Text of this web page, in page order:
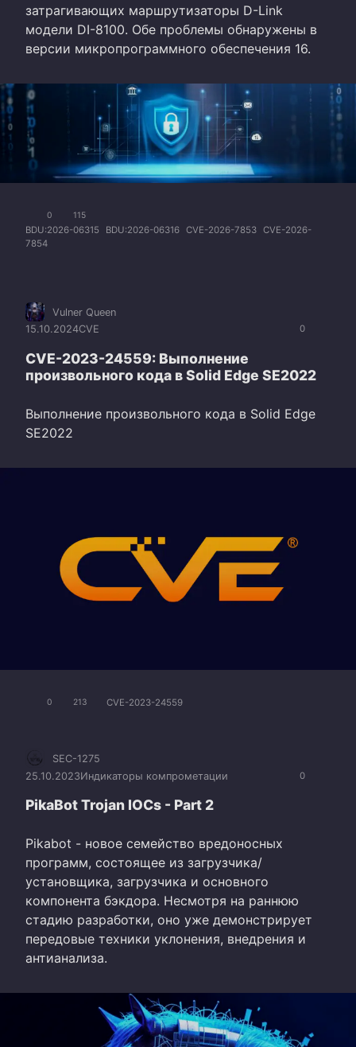
затрагивающих маршрутизаторы D-Link
модели DI-8100. Обе проблемы обнаружены в
версии микропрограммного обеспечения 16.
0 115
BDU:2026-06315 BDU:2026-06316 CVE-2026-7853 CVE-2026-
7854
0
Vulner Queen
15.10.2024CVE
CVE-2023-24559: Выполнение
произвольного кода в Solid Edge SE2022
Выполнение произвольного кода в Solid Edge
SE2022
0 213 CVE-2023-24559
0
SEC-1275
25.10.2023Индикаторы компрометации
PikaBot Trojan IOCs - Part 2
Pikabot - новое семейство вредоносных
программ, состоящее из загрузчика/
установщика, загрузчика и основного
компонента бэкдора. Несмотря на раннюю
стадию разработки, оно уже демонстрирует
передовые техники уклонения, внедрения и
антианализа.